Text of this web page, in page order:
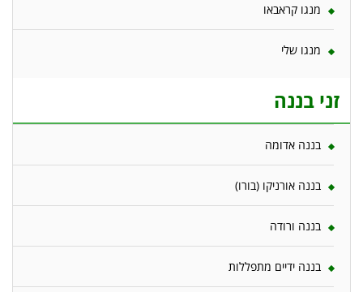
מנגו קראבאו
מנגו שלי
זני בננה
בננה אדומה
בננה אורניקו (בורו)
בננה ורודה
בננה ידיים מתפללות